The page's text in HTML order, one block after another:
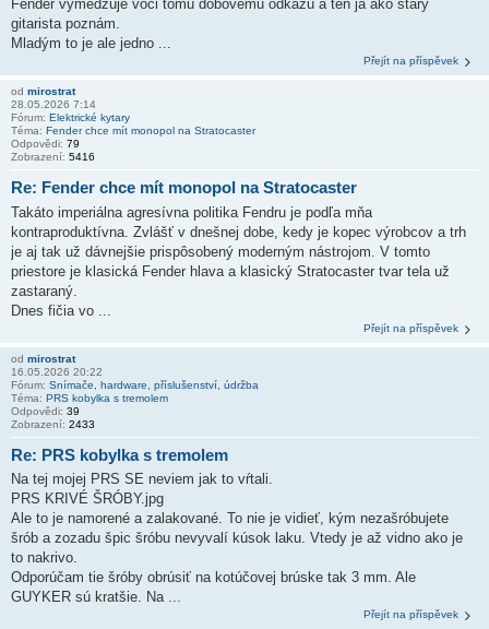
Fender vymedzuje voči tomu dobovému odkazu a ten ja ako starý
gitarista poznám.
Mladým to je ale jedno ...
Přejít na příspěvek
od mirostrat
28.05.2026 7:14
Fórum: Elektrické kytary
Téma: Fender chce mít monopol na Stratocaster
Odpovědi: 79
Zobrazení: 5416
Re: Fender chce mít monopol na Stratocaster
Takáto imperiálna agresívna politika Fendru je podľa mňa
kontraproduktívna. Zvlášť v dnešnej dobe, kedy je kopec výrobcov a trh
je aj tak už dávnejšie prispôsobený moderným nástrojom. V tomto
priestore je klasická Fender hlava a klasický Stratocaster tvar tela už
zastaraný.
Dnes fičia vo ...
Přejít na příspěvek
od mirostrat
16.05.2026 20:22
Fórum: Snímače, hardware, příslušenství, údržba
Téma: PRS kobylka s tremolem
Odpovědi: 39
Zobrazení: 2433
Re: PRS kobylka s tremolem
Na tej mojej PRS SE neviem jak to vŕtali.
PRS KRIVÉ ŠRÓBY.jpg
Ale to je namorené a zalakované. To nie je vidieť, kým nezašróbujete
šrób a zozadu špic šróbu nevyvalí kúsok laku. Vtedy je až vidno ako je
to nakrivo.
Odporúčam tie šróby obrúsiť na kotúčovej brúske tak 3 mm. Ale
GUYKER sú kratšie. Na ...
Přejít na příspěvek